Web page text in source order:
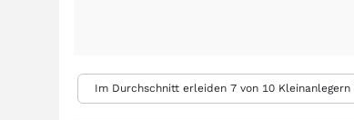
Im Durchschnitt erleiden 7 von 10